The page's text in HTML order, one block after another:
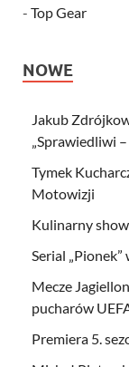
- Top Gear
NOWE
Jakub
„Sprawiedliwi
Tymek
Motowizji
Kulinarny
Serial
Mecze
pucharów
Premiera 5.